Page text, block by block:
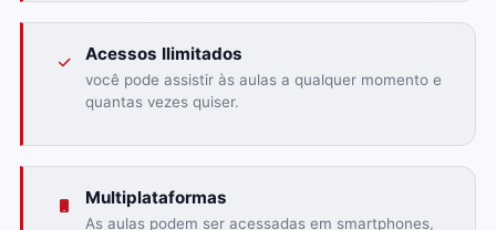
Acessos Ilimitados
você pode assistir às aulas a qualquer momento e
quantas vezes quiser.
Multiplataformas
As aulas podem ser acessadas em smartphones,